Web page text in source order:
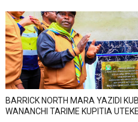
BARRICK NORTH MARA YAZIDI
WANANCHI TARIME KUPITIA